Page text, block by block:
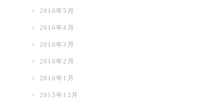
2016年5月
2016年4月
2016年3月
2016年2月
2016年1月
2015年12月